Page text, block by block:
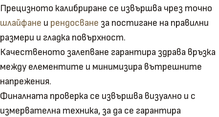
Прецизното калибриране се извършва чрез точно
шлайфане и рендосване за постигане на правилни
размери и гладка повърхност.
Качественото залепване гарантира здрава връзка
между елементите и минимизира вътрешните
напрежения.
Финалната проверка се извършва визуално и с
измервателна техника, за да се гарантира